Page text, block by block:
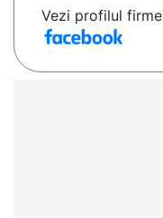
Vezi profilul